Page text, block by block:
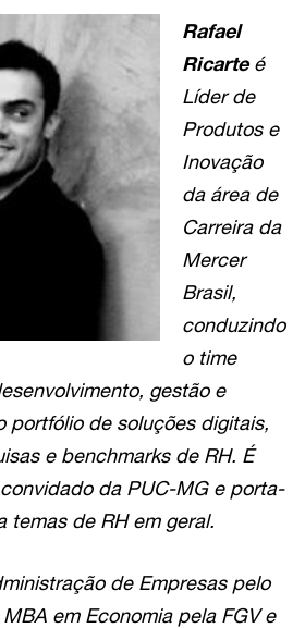
Rafael
Ricarteé
Líder de
Produtos e
Inovação
da área de
Carreira da
Mercer
Brasil,
conduzindo
o time
gestão e
portfólio de soluções digitais,
e benchmarks de RH. É
da PUC-MG e porta-
temas de RH em geral.
de Empresas pelo
em Economia pela FGV e